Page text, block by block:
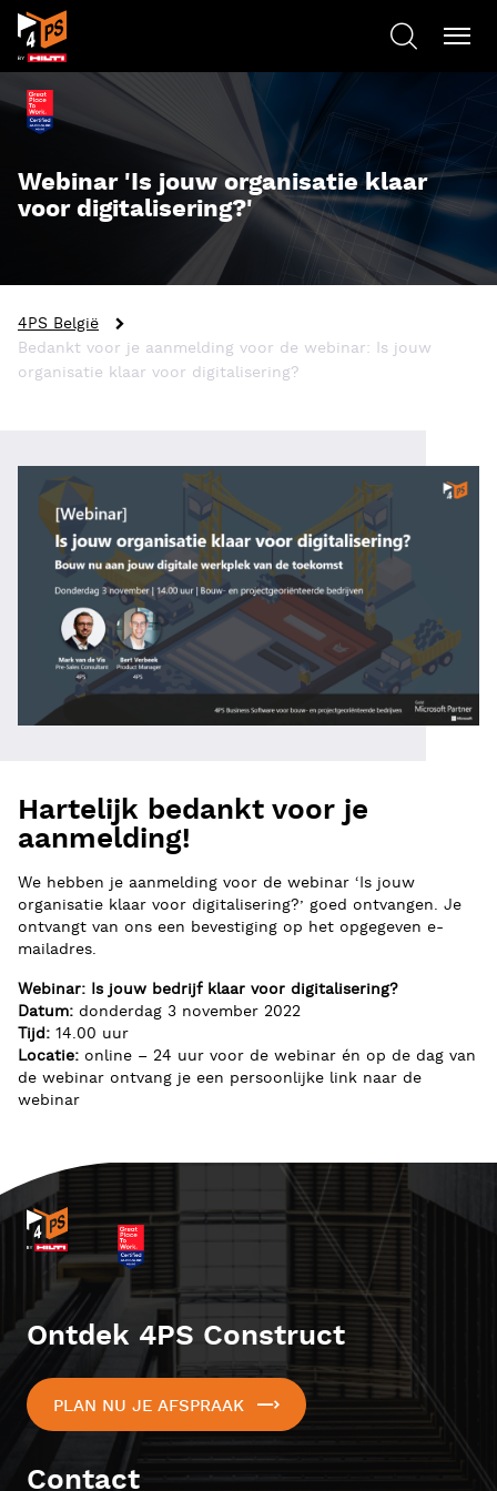
Webinar 'Is jouw organisatie klaar
voor digitalisering?'
4PS België
Bedankt voor je aanmelding voor de webinar: Is jouw
organisatie klaar voor digitalisering?
Hartelijk bedankt voor je
aanmelding!
We hebben je aanmelding voor de webinar ‘Is jouw
organisatie klaar voor digitalisering?’ goed ontvangen. Je
ontvangt van ons een bevestiging op het opgegeven e-
mailadres.
Webinar: Is jouw bedrijf klaar voor digitalisering?
Datum: donderdag 3 november 2022
Tijd: 14.00 uur
Locatie: online – 24 uur voor de webinar én op de dag van
de webinar ontvang je een persoonlijke link naar de
webinar
Ontdek 4PS Construct
PLAN NU JE AFSPRAAK
Contact